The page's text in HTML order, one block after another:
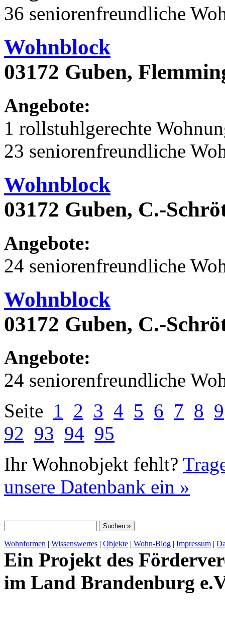
36 seniorenfreundliche
Wohnblock
03172 Guben,
Angebote:
1 rollstuhlgerechte
23 seniorenfreundliche
Wohnblock
03172 Guben, C.-
Angebote:
24 seniorenfreundliche
Wohnblock
03172 Guben, C.-
Angebote:
24 seniorenfreundliche
Seite 1 2 3 4 5 6 7 8 9
92 93 94 95
Ihr Wohnobjekt fehlt?
unsere Datenbank ein »
Wohnformen | Wissenswertes | Objekte | Wohn-Blog | Impressum |
Ein Projekt des
im Land Brandenburg